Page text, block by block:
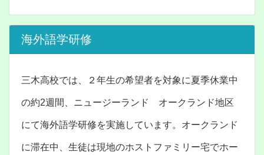
海外語学研修
三木高校では、２年生の希望者を対象に夏季休業中
の約2週間、ニュージーランド オークランド地区
にて海外語学研修を実施しています。オークランド
に滞在中、生徒は現地のホストファミリー宅でホー